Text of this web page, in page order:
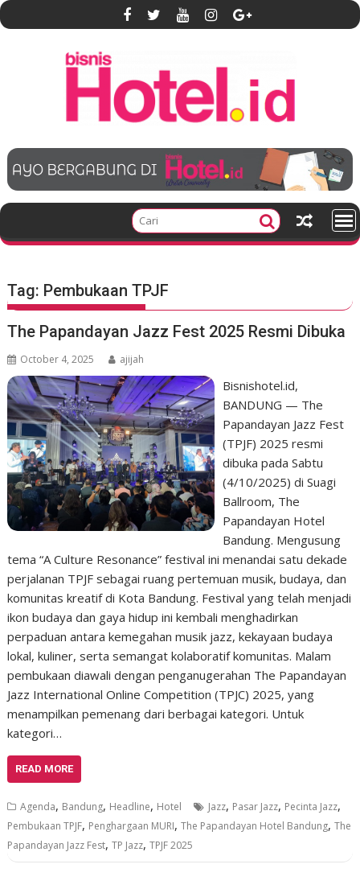
S
k
e
t
Tag: Pembukaan TPJF
The Papandayan Jazz Fest 2025 Resmi Dibuka
October 4, 2025 ajijah
Bisnishotel.id,
BANDUNG — The
Papandayan Jazz Fest
(TPJF) 2025 resmi
dibuka pada Sabtu
(4/10/2025) di Suagi
Ballroom, The
Papandayan Hotel
Bandung. Mengusung
tema “A Culture Resonance” festival ini menandai satu dekade
perjalanan TPJF sebagai ruang pertemuan musik, budaya, dan
komunitas kreatif di Kota Bandung. Festival yang telah menjadi
ikon budaya dan gaya hidup ini kembali menghadirkan
perpaduan antara kemegahan musik jazz, kekayaan budaya
lokal, kuliner, serta semangat kolaboratif komunitas. Malam
pembukaan diawali dengan penganugerahan The Papandayan
Jazz International Online Competition (TPJC) 2025, yang
menampilkan pemenang dari berbagai kategori. Untuk
kategori…
READ MORE
Agenda, Bandung, Headline, Hotel Jazz, Pasar Jazz, Pecinta Jazz,
Pembukaan TPJF, Penghargaan MURI,The Papandayan Hotel Bandung,The
Papandayan Jazz Fest,TP Jazz,TPJF 2025